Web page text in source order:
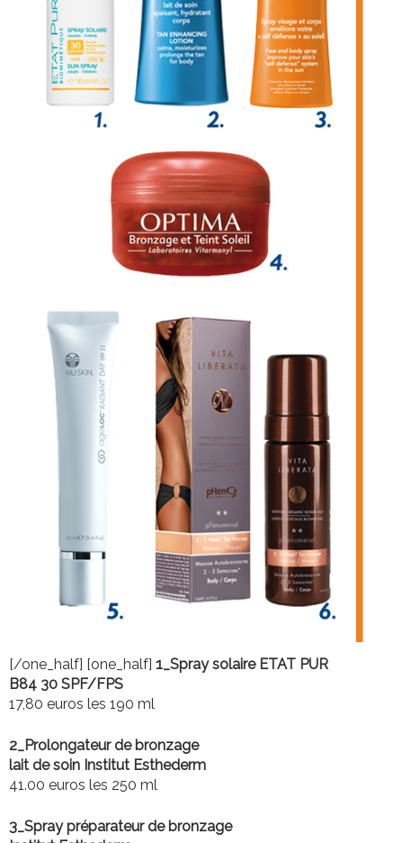
[/one_half] [one_half] 1_ Spray solaire ETAT PUR
B84 30 SPF/FPS
17,80 euros les 190 ml
2_ Prolongateur de bronzage
lait de soin Institut Esthederm
41.00 euros les 250 ml
3_ Spray préparateur de bronzage